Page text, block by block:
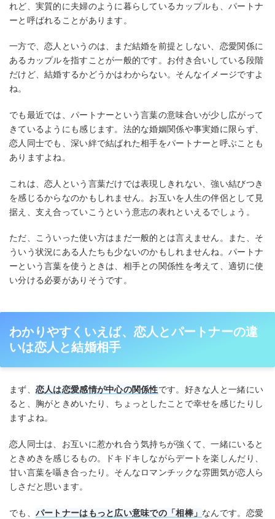
れど、実質的に夫婦のように暮らしているカップルも、パートナ
ーと呼ばれることがあります。
一方で、恋人というのは、まだ結婚を前提としない、恋愛関係に
あるカップルを指すことが一般的です。お付き合いしている段階
だけど、結婚するかどうかはわからない。そんなイメージですよ
ね。
でも最近では、パートナーという言葉の意味合いが少し広がって
きているようにも感じます。法的な婚姻関係や事実婚に限らず、
恋人同士でも、深い絆で結ばれた相手をパートナーと呼ぶことも
ありますよね。
これは、恋人という言葉だけでは表現しきれない、強い結びつき
を感じるからなのかもしれません。お互いを人生の伴侶として見
据え、支え合っていこうという意志の表れといえるでしょう。
ただ、こういった使い方はまだ一般的とは言えません。また、そ
ういう状況にある人たちも少ないのかもしれませんね。パートナ
ーという言葉を使うときは、相手との関係性を考えて、適切に使
い分ける必要がありそうです。
わかりやすくいえば、恋人とパートナーの違
いは恋人と結婚相手
まず、 恋人は恋愛感情が中心の関係性です。好きな人と一緒にい
ると、胸がときめいたり、ちょっとしたことで幸せを感じたりし
ますよね。
恋人同士は、お互いに惹かれ合う気持ちが強くて、一緒にいると
ときめきを感じるもの。ドキドキしながらデートを楽しんだり、
甘い言葉を囁き合ったり。そんなロマンチックな雰囲気が恋人ら
しさだと思います。
でも、 パートナーはもっと広い意味での「相棒」 なんです。恋愛